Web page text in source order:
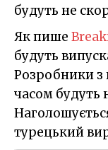
будуть не
Як пише
будуть
Розробники з
часом будуть
турецький